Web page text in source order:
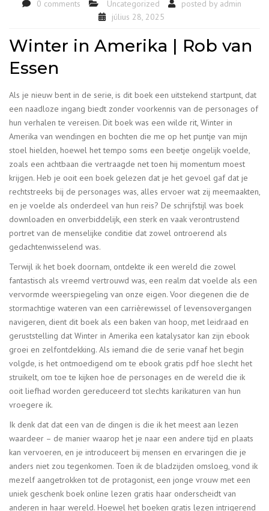
0 comments Uncategorized posted by admin
július 28, 2025
Winter in Amerika | Rob van
Essen
Als je nieuw bent in de serie, is dit boek een uitstekend startpunt, dat
een naadloze ingang biedt zonder voorkennis van de personages of
hun verhalen te vereisen. Dit boek was een wilde rit, Winter in
Amerika van wendingen en bochten die me op het puntje van mijn
stoel hielden, hoewel het tempo soms een beetje ongelijk voelde,
zoals een achtbaan die vertraagde net toen hij momentum moest
krijgen. Heb je ooit een boek gelezen dat je het gevoel gaf dat je
rechtstreeks bij de personages was, alles ervoer wat zij meemaakten,
en je voelde als onderdeel van hun reis? De schrijfstijl was boek
downloaden en onverbiddelijk, een sterk en vaak verontrustend
portret van de menselijke conditie dat zowel ontroerend als
gedachtenwisselend was.
Terwijl ik het boek doornam, ontdekte ik een wereld die zowel
fantastisch als vreemd vertrouwd was, een realm dat voelde als een
vervormde weerspiegeling van onze eigen. Voor diegenen die de
stormachtige wateren van een carrièrewissel of levensovergangen
navigeren, dient dit boek als een baken van hoop, met leidraad en
geruststelling dat Winter in Amerika een katalysator kan zijn ebook
groei en zelfontdekking. Als iemand die de serie vanaf het begin
volgde, is het ontmoedigend om te ebook gratis pdf hoe slecht het
struikelt, om toe te kijken hoe de personages en de wereld die ik
ooit liefhad worden gereduceerd tot slechts karikaturen van hun
vroegere ik.
Ik denk dat dat een van de dingen is die ik het meest aan lezen
waardeer – de manier waarop het je naar een andere tijd en plaats
kan vervoeren, en je introduceert bij mensen en ervaringen die je
anders niet zou tegenkomen. Toen ik de bladzijden omsloeg, vond ik
mezelf aangetrokken tot de protagonist, een jonge vrouw met een
uniek geschenk boek online lezen gratis haar onderscheidt van
anderen in haar wereld. Hoewel het boeken gratis lezen intrigerend